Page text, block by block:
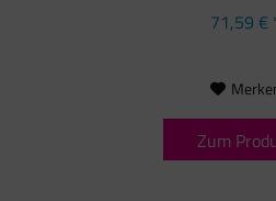
71,59 €
Zum